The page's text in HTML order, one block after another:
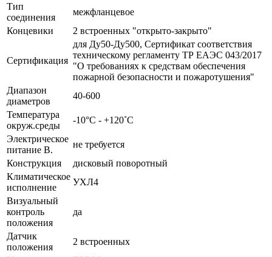
Тип
соединения
межфланцевое
Концевики
2 встроенных "открыто-закрыто"
Сертификация
для Ду50-Ду500, Сертификат соответствия
техническому регламенту ТР ЕАЭС 043/2017
"О требованиях к средствам обеспечения
пожарной безопасности и пожаротушения"
Диапазон
диаметров
40-600
Температура
окруж.среды
-10°С - +120˚С
Электрическое
питание В.
не требуется
Конструкция
дисковый поворотный
Климатическое
исполнение
УХЛ4
Визуальный
контроль
положения
да
Датчик
положения
2 встроенных